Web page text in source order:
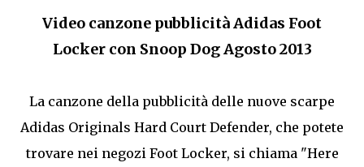
Video canzone pubblicità Adidas Foot
Locker con Snoop Dog Agosto 2013
La canzone della pubblicità delle nuove scarpe
Adidas Originals Hard Court Defender, che potete
trovare nei negozi Foot Locker, si chiama "Here